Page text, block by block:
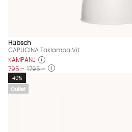
Hübsch
CAPUCINA Taklampa Vit
KAMPANJ
795 :- 1795 :-
Outlet
40%